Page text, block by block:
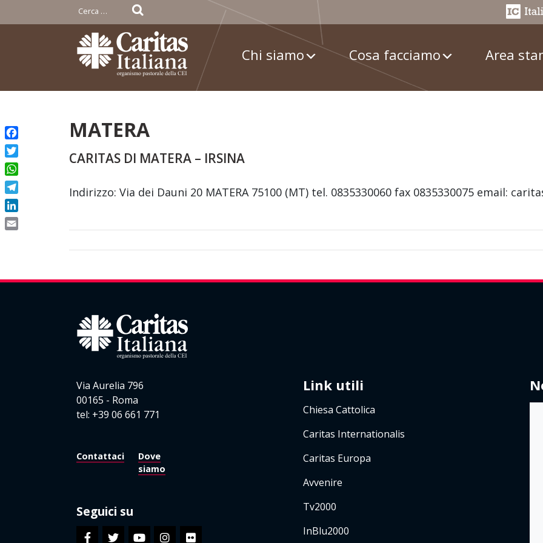
Skip
to
content
Ricerca
per:
Chi siamo Cosa facciamo Area
MATERA
CARITAS DI MATERA – IRSINA
Indirizzo: Via dei Dauni 20 MATERA 75100 (MT) tel. 0835330060 fax 0835330075 email:
Via Aurelia 796
00165 - Roma
tel: +39 06 661 771
Contattaci
Dove
siamo
Seguici su
Link utili
Chiesa Cattolica
Caritas Internationalis
Caritas Europa
Avvenire
Tv2000
InBlu2000
Facebook
Twitter
WhatsApp
Telegram
LinkedIn